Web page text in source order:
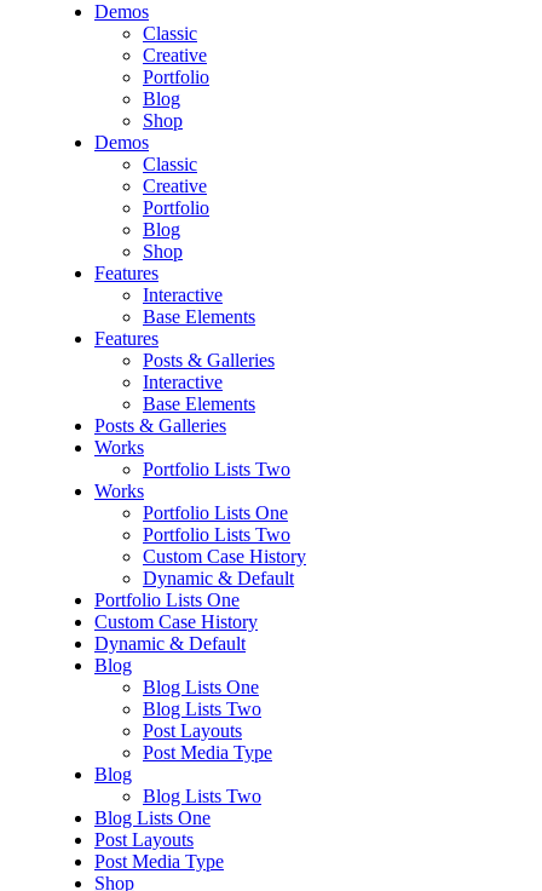
Demos
Classic
Creative
Portfolio
Blog
Shop
Demos
Classic
Creative
Portfolio
Blog
Shop
Features
Interactive
Base Elements
Features
Posts & Galleries
Interactive
Base Elements
Posts & Galleries
Works
Portfolio Lists Two
Works
Portfolio Lists One
Portfolio Lists Two
Custom Case History
Dynamic & Default
Portfolio Lists One
Custom Case History
Dynamic & Default
Blog
Blog Lists One
Blog Lists Two
Post Layouts
Post Media Type
Blog
Blog Lists Two
Blog Lists One
Post Layouts
Post Media Type
Shop